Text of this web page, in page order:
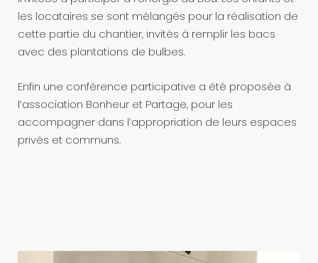
les locataires se sont mélangés pour la réalisation de
cette partie du chantier, invités à remplir les bacs
avec des plantations de bulbes.
Enfin une conférence participative a été proposée à
l’association Bonheur et Partage, pour les
accompagner dans l’appropriation de leurs espaces
privés et communs.